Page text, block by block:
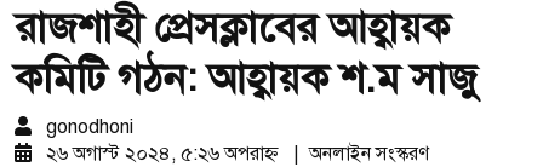
রাজশাহী প্রেসক্লাবের আহ্বায়ক
কমিটি গঠন: আহ্বায়ক শ.ম সাজু
gonodhoni
২৬ অগাস্ট ২০২৪, ৫:২৬ অপরাহ্ন
| অনলাইন সংস্করণ